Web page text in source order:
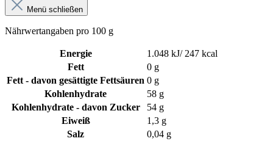
Menü schließen
Nährwertangaben pro 100 g
Energie
1.048 kJ/ 247 kcal
Fett
0 g
Fett - davon gesättigte Fettsäuren 0 g
Kohlenhydrate
58 g
Kohlenhydrate - davon Zucker
54 g
Eiweiß
1,3 g
Salz
0,04 g